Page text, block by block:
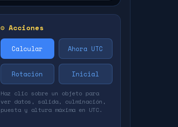
⚙️ Acciones
Calcular Ahora UTC
Rotación Inicial
Haz clic sobre un objeto para
ver datos, salida, culminación,
puesta y altura máxima en UTC.